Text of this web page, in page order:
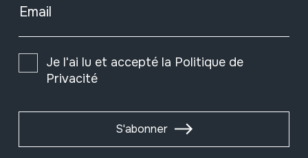
Email
Je l'ai lu et accepté la Politique de
Privacité
S'abonner